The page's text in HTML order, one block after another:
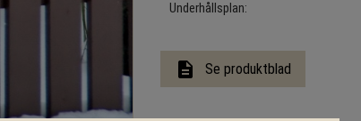
Underhållsplan
description Se produktblad